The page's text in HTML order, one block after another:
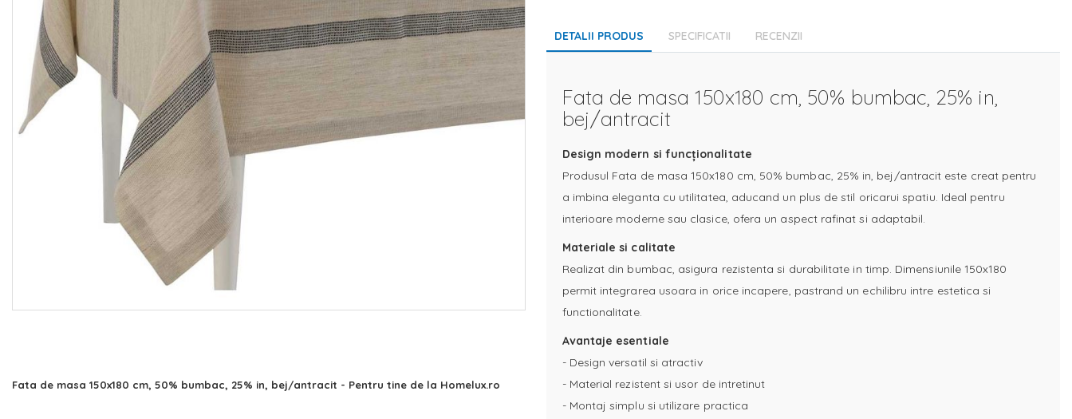
Skip
Fata de masa 150x180 cm, 50% bumbac, 25% in, bej/antracit - Pentru tine de la Homelux.ro
DETALII PRODUS
Fata de masa 150x180 cm, 50% bumbac, 25% in,
bej/antracit
Design modern si funcționalitate
Produsul Fata de masa 150x180 cm, 50% bumbac, 25% in, bej/antracit este creat pentru
a imbina eleganta cu utilitatea, aducand un plus de stil oricarui spatiu. Ideal pentru
interioare moderne sau clasice, ofera un aspect rafinat si adaptabil.
Materiale si calitate
Realizat din bumbac, asigura rezistenta si durabilitate in timp. Dimensiunile 150x180
permit integrarea usoara in orice incapere, pastrand un echilibru intre estetica si
functionalitate.
Avantaje esentiale
- Design versatil si atractiv
- Material rezistent si usor de intretinut
- Montaj simplu si utilizare practica
SPECIFICATII RECENZII